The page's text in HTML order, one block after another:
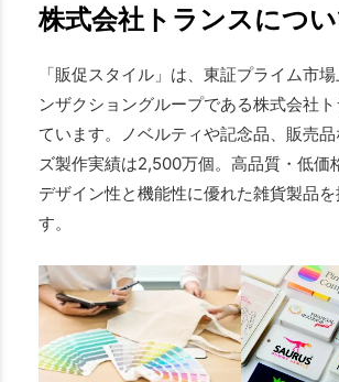
株式会社トランスにつ
「販促スタイル」は、東証プライム市
ンザクショングループである株式会社
ています。ノベルティや記念品、販売
ズ製作実績は2,500万個。高品質・低価
デザイン性と機能性に優れた雑貨製品
す。